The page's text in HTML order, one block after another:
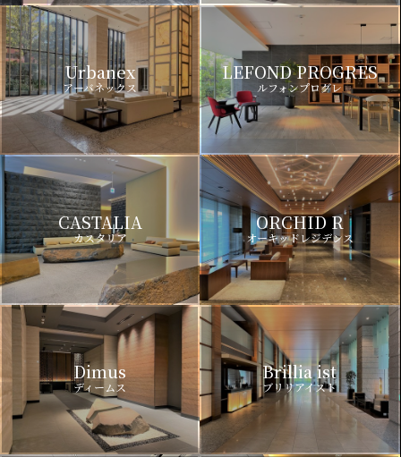
Urbanex
アーバネックス
LEFOND PROGRES
ルフォンプログレ
CASTALIA
カスタリア
ORCHID R
オーキッドレジデンス
Dimus
ディームス
Brillia ist
ブリリアイスト